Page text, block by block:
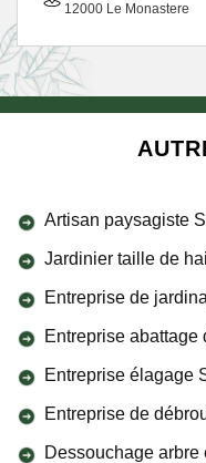
12000 Le Monastere
Artisan paysagiste
Jardinier taille de
Entreprise de
Entreprise abattage
Entreprise élagage
Entreprise de
Dessouchage